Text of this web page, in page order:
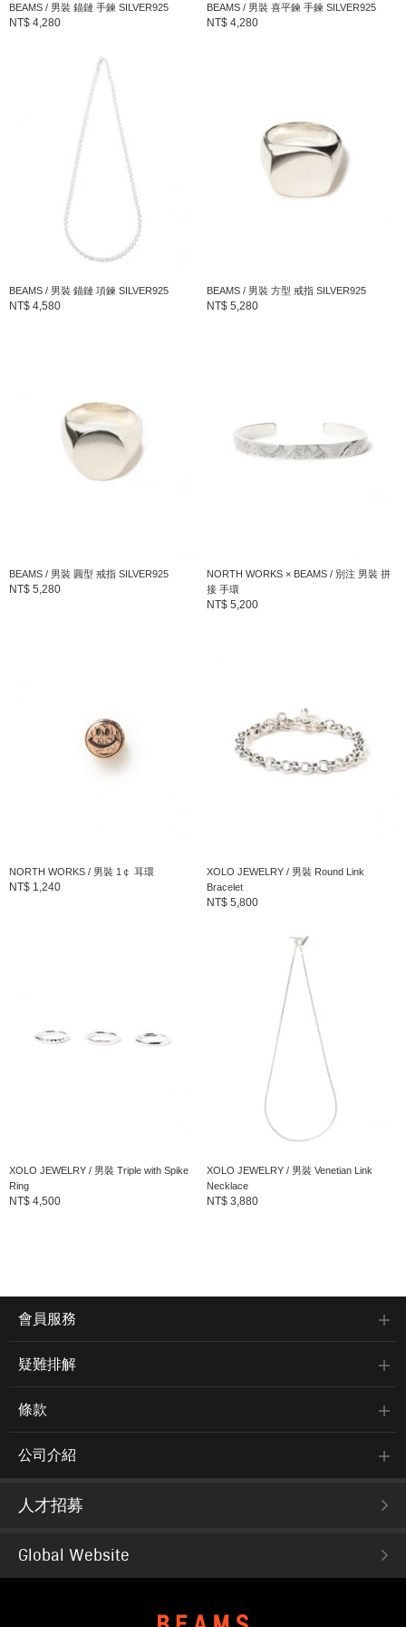
BEAMS / 男裝 錨鏈 手鍊 SILVER925
NT$ 4,280
BEAMS / 男裝 喜平鍊 手鍊 SILVER925
NT$ 4,280
BEAMS / 男裝 錨鏈 項鍊 SILVER925
NT$ 4,580
BEAMS / 男裝 方型 戒指 SILVER925
NT$ 5,280
BEAMS / 男裝 圓型 戒指 SILVER925
NT$ 5,280
NORTH WORKS × BEAMS / 別注 男裝 拼
接 手環
NT$ 5,200
NORTH WORKS / 男裝 1￠ 耳環
NT$ 1,240
XOLO JEWELRY / 男裝 Round Link
Bracelet
NT$ 5,800
XOLO JEWELRY / 男裝 Triple with Spike
Ring
NT$ 4,500
XOLO JEWELRY / 男裝 Venetian Link
Necklace
NT$ 3,880
會員服務
疑難排解
條款
公司介紹
人才招募
Global Website